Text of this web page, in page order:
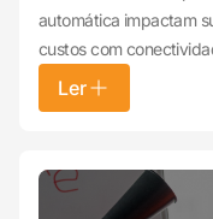
automática impactam
custos com
Ler